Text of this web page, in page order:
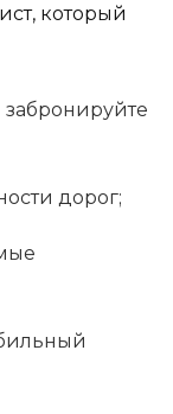
который
дорог;